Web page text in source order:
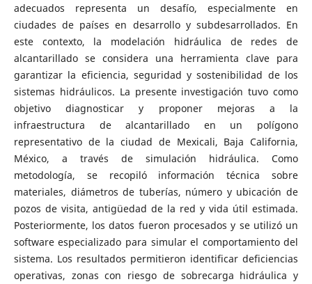
adecuados representa un desafío, especialmente en
ciudades de países en desarrollo y subdesarrollados. En
este contexto, la modelación hidráulica de redes de
alcantarillado se considera una herramienta clave para
garantizar la eficiencia, seguridad y sostenibilidad de los
sistemas hidráulicos. La presente investigación tuvo como
objetivo diagnosticar y proponer mejoras a la
infraestructura de alcantarillado en un polígono
representativo de la ciudad de Mexicali, Baja California,
México, a través de simulación hidráulica. Como
metodología, se recopiló información técnica sobre
materiales, diámetros de tuberías, número y ubicación de
pozos de visita, antigüedad de la red y vida útil estimada.
Posteriormente, los datos fueron procesados y se utilizó un
software especializado para simular el comportamiento del
sistema. Los resultados permitieron identificar deficiencias
operativas, zonas con riesgo de sobrecarga hidráulica y